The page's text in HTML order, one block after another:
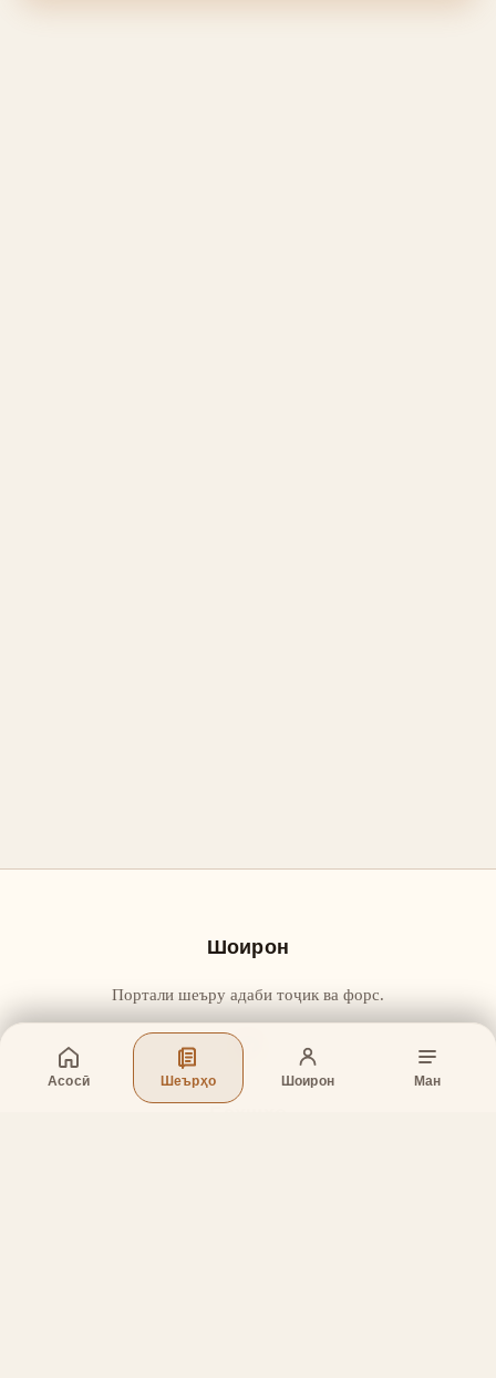
Асосӣ Шеърҳо Шоирон Ман
Шоирон
Портали шеъру адаби тоҷик ва форс.